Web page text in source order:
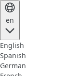
en
English
Spanish
German